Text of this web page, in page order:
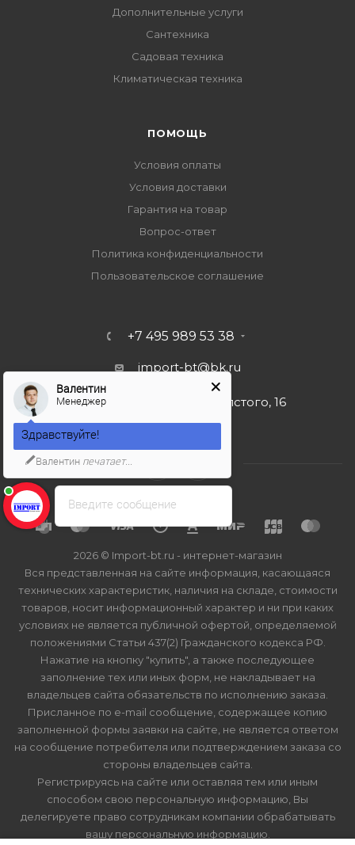
Дополнительные услуги
Сантехника
Садовая техника
Климатическая техника
ПОМОЩЬ
Условия оплаты
Условия доставки
Гарантия на товар
Вопрос-ответ
Политика конфиденциальности
Пользовательское соглашение
+7 495 989 53 38
import-bt@bk.ru
г. Москва, ул. Льва Толстого, 16
2026 © Import-bt.ru - интернет-магазин
Вся представленная на сайте информация, касающаяся
технических характеристик, наличия на складе, стоимости
товаров, носит информационный характер и ни при каких
условиях не является публичной офертой, определяемой
положениями Статьи 437(2) Гражданского кодекса РФ.
Нажатие на кнопку "купить", а также последующее
заполнение тех или иных форм, не накладывает на
владельцев сайта обязательств по исполнению заказа.
Присланное по e-mail сообщение, содержащее копию
заполненной формы заявки на сайте, не является ответом
на сообщение потребителя или подтверждением заказа со
стороны владельцев сайта.
Регистрируясь на сайте или оставляя тем или иным
способом свою персональную информацию, Вы
делегируете право сотрудникам компании обрабатывать
вашу персональную информацию.
Введите сообщение
Валентин
Менеджер
Здравствуйте!
Валентин печатает...